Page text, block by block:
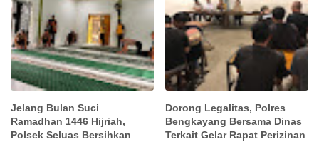
Jelang Bulan Suci
Ramadhan 1446 Hijriah,
Polsek Seluas Bersihkan
Dorong Legalitas, Polres
Bengkayang Bersama Dinas
Terkait Gelar Rapat Perizinan